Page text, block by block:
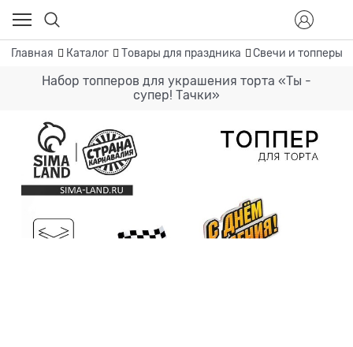
Главная Каталог Товары для праздника Свечи и топперы
Набор топперов для украшения торта «Ты -
супер! Тачки»